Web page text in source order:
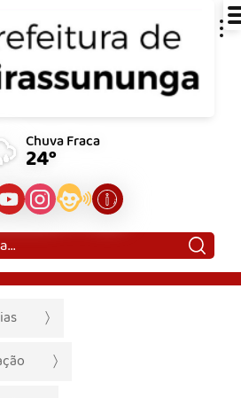
Chuva Fraca
24°